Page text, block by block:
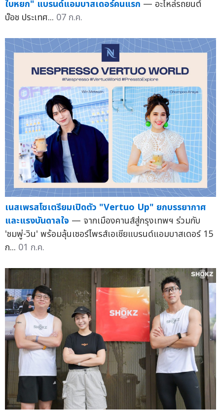
ใบหยก" แบรนด์แอมบาสเดอร์คนแรก — อะไหล่รถยนต์
บ๊อช ประเทศ... 07 ก.ค.
เนสเพรสโซเตรียมเปิดตัว "Vertuo Up" ยกบรรยากาศ
และแรงบันดาลใจ — จากเมืองคานส์สู่กรุงเทพฯ ร่วมกับ
'ชมพู่-วิน' พร้อมลุ้นเซอร์ไพรส์เอเชียแบรนด์แอมบาสเดอร์ 15
ก... 01 ก.ค.